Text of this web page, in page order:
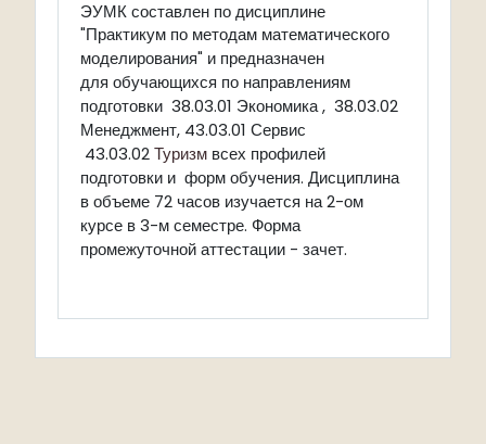
ЭУМК составлен по дисциплине
"Практикум по методам математического
моделирования" и предназначен
для обучающихся по направлениям
подготовки 38.03.01 Экономика , 38.03.02
Менеджмент, 43.03.01 Сервис
43.03.02Туризм всех профилей
подготовки и форм обучения. Дисциплина
в объеме 72 часов изучается на 2-ом
курсе в 3-м семестре. Форма
промежуточной аттестации - зачет.